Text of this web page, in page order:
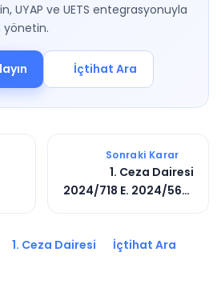
UYAP ve UETS entegrasyonuyla
yönetin.
İçtihat Ara
Sonraki Karar
1. Ceza Dairesi
2024/718 E. 2024/5641
1. Ceza Dairesi İçtihat Ara